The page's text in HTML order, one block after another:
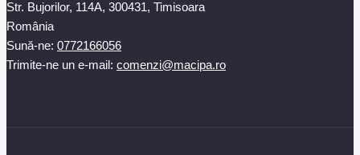
Str. Bujorilor, 114A, 300431, Timisoara
România
Sună-ne: 0772166056
Trimite-ne un e-mail: comenzi@macipa.ro